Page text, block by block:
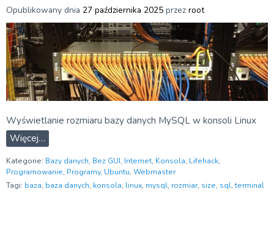
Opublikowany dnia 27 października 2025 przez root
Wyświetlanie rozmiaru bazy danych MySQL w konsoli Linux
Więcej…
Kategorie: Bazy danych, Bez GUI, Internet, Konsola, Lifehack,
Programowanie, Programy, Ubuntu, Webmaster
Tagi: baza, baza danych, konsola, linux, mysql, rozmiar, size, sql,terminal